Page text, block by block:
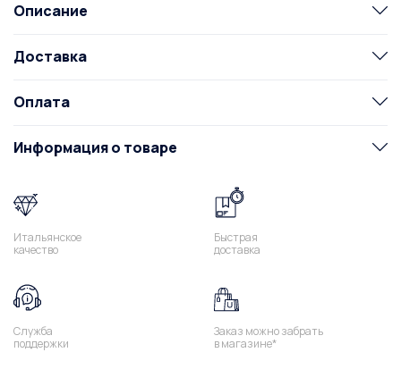
Описание
Доставка
Оплата
Информация о товаре
Итальянское
качество
Быстрая
доставка
Служба
поддержки
Заказ можно забрать
в магазине*